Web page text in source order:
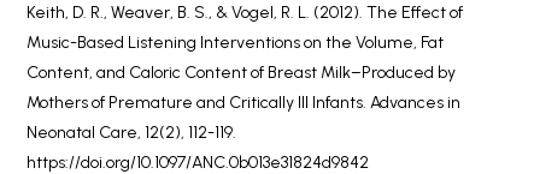
Keith, D. R., Weaver, B. S., & Vogel, R. L. (2012). The Effect of
Music-Based Listening Interventions on the Volume, Fat
Content, and Caloric Content of Breast Milk–Produced by
Mothers of Premature and Critically Ill Infants. Advances in
Neonatal Care, 12(2), 112-119.
https://doi.org/10.1097/ANC.0b013e31824d9842